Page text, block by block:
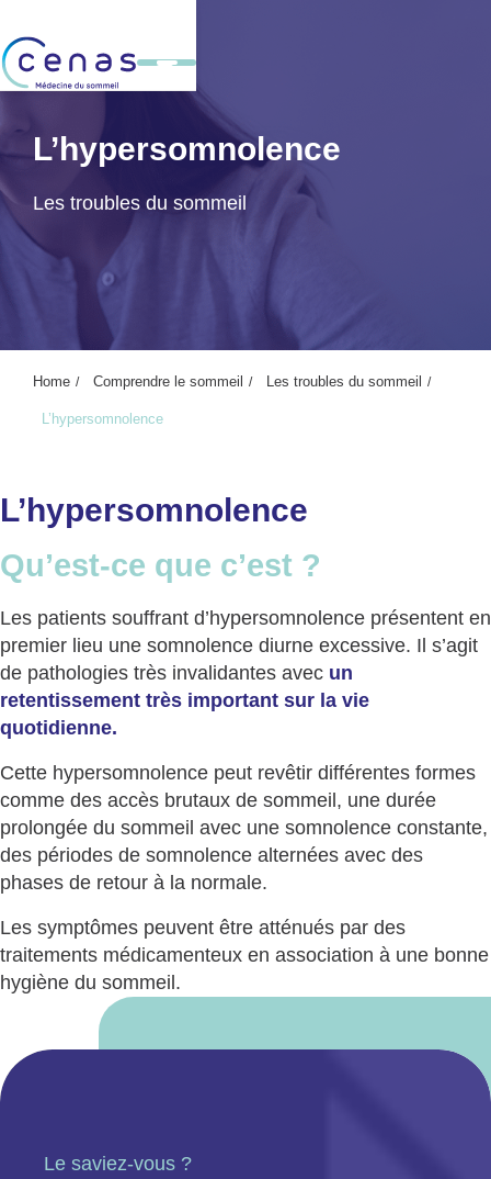
L’hypersomnolence
Les troubles du sommeil
Home Comprendre le sommeil Les troubles du sommeil
L’hypersomnolence
L’hypersomnolence
Qu’est-ce que c’est ?
Les patients souffrant d’hypersomnolence présentent en
premier lieu une somnolence diurne excessive. Il s’agit
de pathologies très invalidantes avec un
retentissement très important sur la vie
quotidienne.
Cette hypersomnolence peut revêtir différentes formes
comme des accès brutaux de sommeil, une durée
prolongée du sommeil avec une somnolence constante,
des périodes de somnolence alternées avec des
phases de retour à la normale.
Les symptômes peuvent être atténués par des
traitements médicamenteux en association à une bonne
hygiène du sommeil.
Le saviez-vous ?